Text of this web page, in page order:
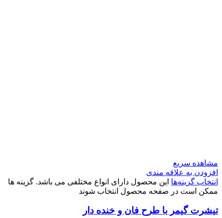
مشاهده سریع
افزودن به علاقه مندی
انتخاب گزینه‌ها این محصول دارای انواع مختلفی می باشد. گزینه ها
ممکن است در صفحه محصول انتخاب شوند
تیشرت گیمر با طرح فان و خنده دار